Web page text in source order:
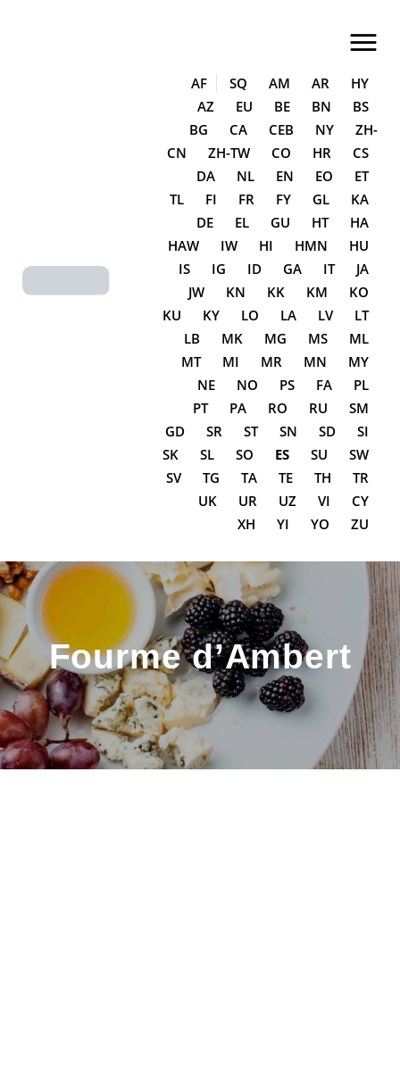
AF SQ AM AR
HY
AZ
EU BE BN
BS
BG
CA CEB NY
ZH-
CN
ZH-TW CO HR
CS
DA
NL EN EO
ET
TL
FI FR FY GL
KA
DE
EL GU HT
HA
HAW
IW HI HMN
HU
IS
IG ID GA IT
JA
JW
KN KK KM
KO
KU
KY LO LA LV
LT
LB
MK MG MS
ML
MT
MI MR MN
MY
NE
NO PS FA
PL
PT
PA RO RU
SM
GD
SR ST SN SD
SI
SK
SL SO ES SU
SW
SV
TG TA TE TH
TR
UK
UR UZ VI
CY
XH
YI YO ZU
LA CASA DEL QUESO EN SORIA
Sobre Nosotros
Blog/Eventos
Contacto
Otras Secciones
Fourme d’Ambert